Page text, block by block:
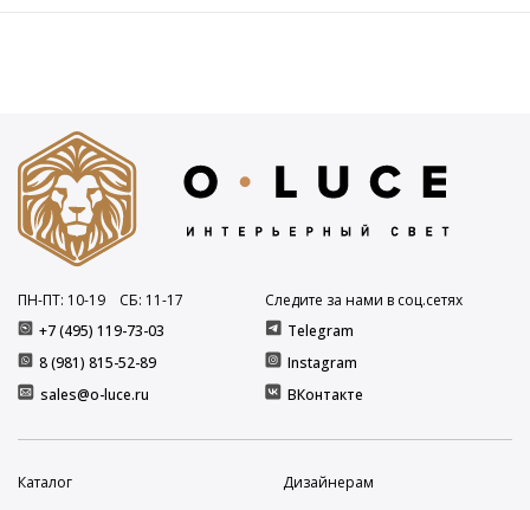
+7 (495) 119-73-03
8 (981) 815-52-89
ПН-ПТ: 10-19 СБ: 11-17
sales@o-luce.ru
Следите за нами в соц.сетях
Telegram
Instagram
ВКонтакте
Каталог
Дизайнерам